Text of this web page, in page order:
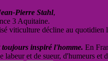
Pierre Stahl,
3 Aquitaine.
viticulture décline au
inspiré l'homme. En
labeur et de sueur, d'humeurs